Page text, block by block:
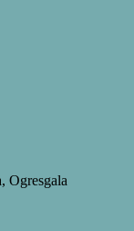
Ogresgala